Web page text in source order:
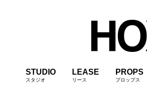
STUDIO
スタジオ
LEASE
リース
PROPS
プロップス